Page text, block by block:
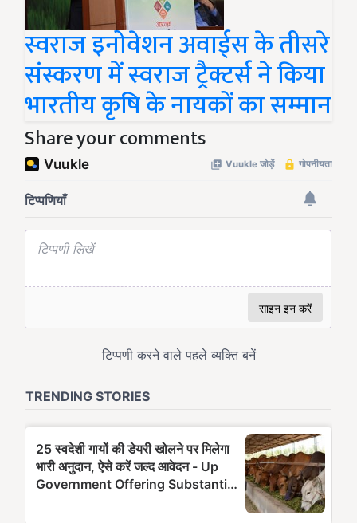
स्वराज इनोवेशन अवार्ड्स के तीसरे
संस्करण में स्वराज ट्रैक्टर्स ने किया
भारतीय कृषि के नायकों का सम्मान
Share your comments